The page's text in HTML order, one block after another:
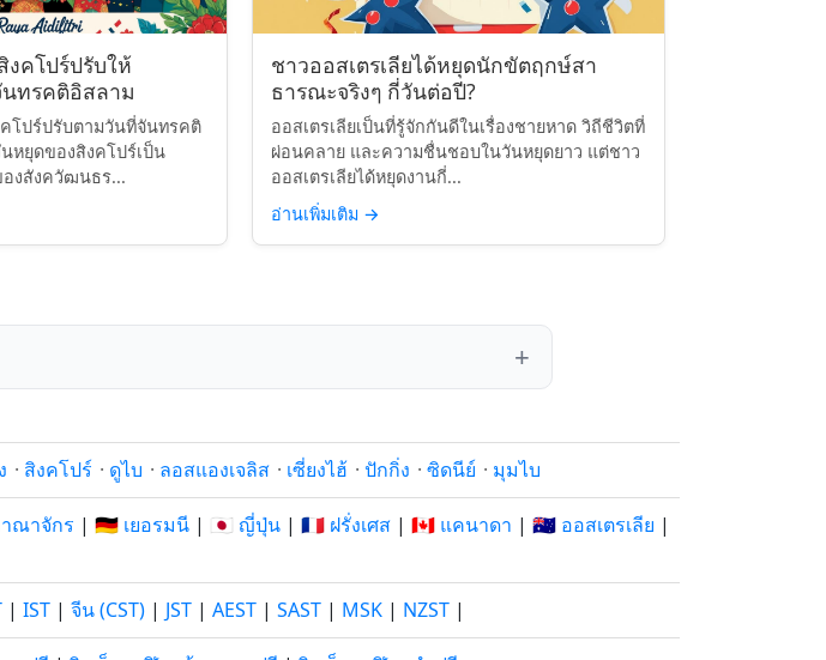
คโปร์ปรับให้
ทรคติอิสลาม
โปร์ปรับตามวันที่จันทรคติ
หยุดของสิงคโปร์เป็น
องสังควัฒนธร...
ชาวออสเตรเลียได้หยุดนักขัตฤกษ์สา
ธารณะจริงๆ กี่วันต่อปี?
ออสเตรเลียเป็นที่รู้จักกันดีในเรื่องชายหาด วิถีชีวิตที่
ผ่อนคลาย และความชื่นชอบในวันหยุดยาว แต่ชาว
ออสเตรเลียได้หยุดงานกี่...
อ่านเพิ่มเติม →
· สิงคโปร์ · ดูไบ · ลอสแองเจลิส · เซี่ยงไฮ้ · ปักกิ่ง · ซิดนีย์ · มุมไบ
ณาจักร | 🇩🇪 เยอรมนี | 🇯🇵 ญี่ปุ่น | 🇫🇷 ฝรั่งเศส | 🇨🇦 แคนาดา | 🇦🇺 ออสเตรเลีย |
| IST | จีน (CST) | JST | AEST | SAST | MSK | NZST |